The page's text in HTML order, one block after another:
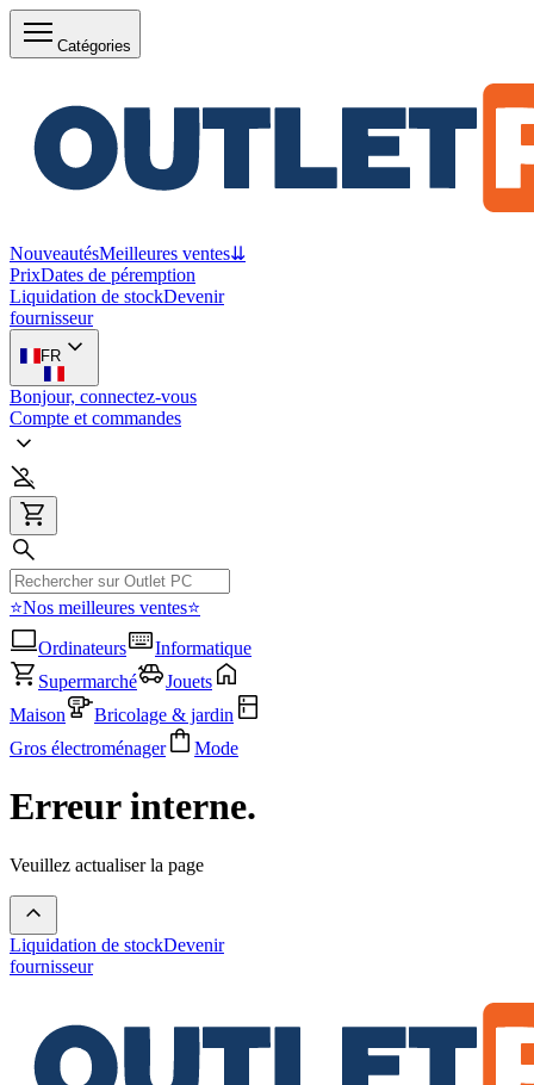
Catégories
NouveautésMeilleures ventes⇊
PrixDates de péremption
Liquidation de stockDevenir
fournisseur
FR
Bonjour, connectez-vous
Compte et commandes
⭐Nos meilleures ventes⭐
Ordinateurs
Informatique
Supermarché
Jouets
Maison
Bricolage & jardin
Gros électroménager
Mode
Erreur interne.
Veuillez actualiser la page
Liquidation de stockDevenir
fournisseur